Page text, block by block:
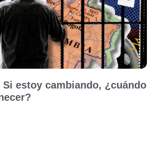
Si estoy cambiando, ¿cuándo